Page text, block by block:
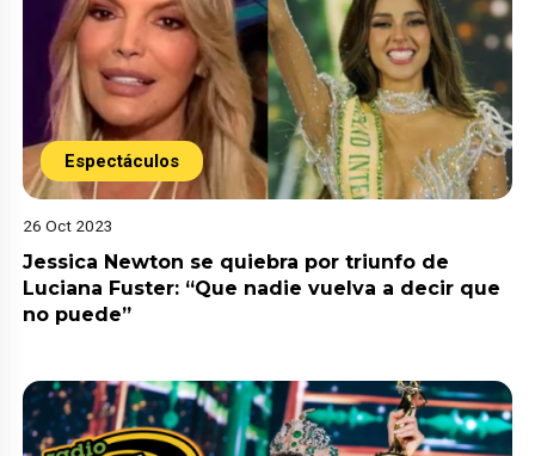
Espectáculos
26 Oct 2023
Jessica Newton se quiebra por triunfo de
Luciana Fuster: “Que nadie vuelva a decir que
no puede”